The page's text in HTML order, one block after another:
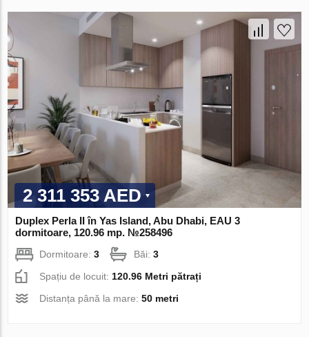
2 311 353 AED
Duplex Perla II în Yas Island, Abu Dhabi, EAU 3
dormitoare, 120.96 mp. №258496
Dormitoare:3 Băi:3
Spațiu de locuit: 120.96 Metri pătrați
Distanța până la mare:50 metri